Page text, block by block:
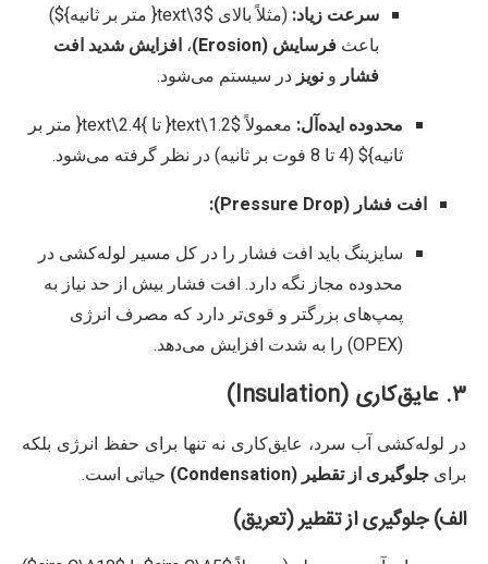
سرعت زیاد: (مثلاً بالای $3\text{ متر بر ثانیه}$
)
باعث فرسایش (Erosion) ، افزایش شدید افت
فشارو نویزدر سیستم می‌شود.
محدوده ایده‌آل: معمولاً
$1.2\text{ تا }2.4\text{ متر بر
ثانیه}$(4 تا 8 فوت بر ثانیه) در نظر گرفته می‌شود.
افت فشار (Pressure Drop):
سایزینگ باید افت فشار را در کل مسیر لوله‌کشی در
محدوده مجاز نگه دارد. افت فشار بیش از حد نیاز به
پمپ‌های بزرگتر و قوی‌تر دارد که مصرف انرژی
(OPEX) را به شدت افزایش می‌دهد.
۳. عایق‌کاری (Insulation)
در لوله‌کشی آب سرد، عایق‌کاری نه تنها برای حفظ انرژی بلکه
برای جلوگیری از تقطیر (Condensation) حیاتی است.
الف) جلوگیری از تقطیر (تعریق)